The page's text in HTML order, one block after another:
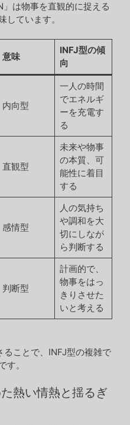
」は物事を直観的に捉える
しています。
意味
INFJ型の傾
向
内向型
一人の時間
でエネルギ
ーを充電す
る
直観型
未来や物事
の本質、可
能性に着目
する
感情型
人の気持ち
や調和を大
切にしなが
ら判断する
判断型
計画的で、
物事をはっ
きりさせた
いと考える
ことで、INFJ型の複雑で
す。
熱い情熱と揺るぎ